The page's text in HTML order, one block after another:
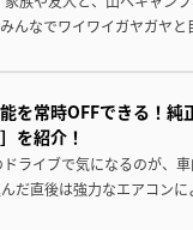
んなでワイワイガヤガヤと
を常時OFFできる！純
を紹介！
ライブで気になるのが、
だ直後は強力なエアコンに